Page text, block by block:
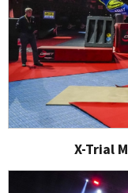
X-Trial